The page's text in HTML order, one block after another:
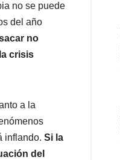
no se puede
del año
no
crisis
a la
inflando. Si la
del